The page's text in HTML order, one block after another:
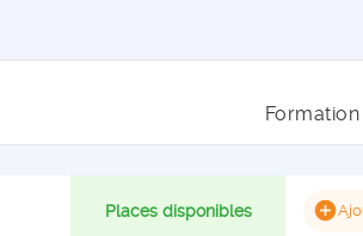
Places disponibles